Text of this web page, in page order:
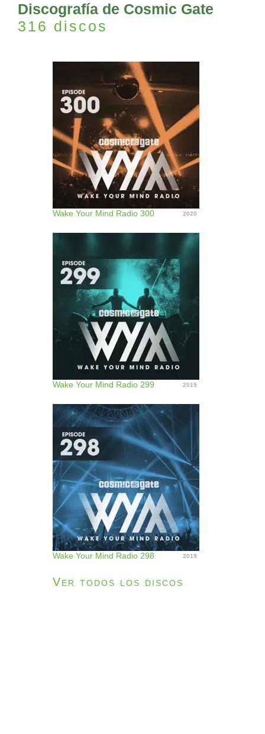
Discografía de Cosmic Gate
316 discos
Wake Your Mind Radio 300 2020
Wake Your Mind Radio 299 2019
Wake Your Mind Radio 298 2019
Ver todos los discos